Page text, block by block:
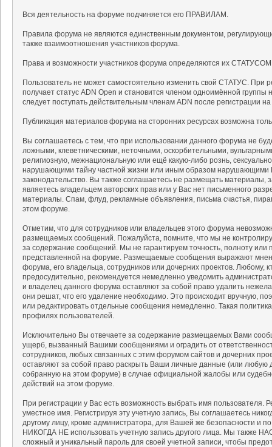
Вся деятельность на форуме подчиняется его ПРАВИЛАМ.
Правила форума не являются единственным документом,
также взаимоотношения участников форума.
Права и возможности участников форума определяются их
Пользователь не может самостоятельно изменить свой СТАТУС. При
получает статус ADN Open и становится членом одноимённой
следует поступать действительным членам ADN после регистрации
Публикация материалов форума на сторонних ресурсах возможна
Вы соглашаетесь с тем, что при использовании данного форума не
ложными, клеветническими, неточными, оскорбительными,
религиозную, межнациональную или ещё какую-либо рознь,
нарушающими тайну частной жизни или иным образом нарушающими
законодательство. Вы также соглашаетесь не размещать
являетесь владельцем авторских прав или у Вас нет письменного
материалы. Спам, флуд, рекламные объявления, письма счастья,
этом форуме.
Отметим, что для сотрудников или владельцев этого форума
размещаемых сообщений. Пожалуйста, помните, что мы не
за содержание сообщений. Мы не гарантируем точность, полноту или
представленной на форуме. Размещаемые сообщения выражают
форума, его владельца, сотрудников или дочерних проектов. Любому,
предосудительно, рекомендуется немедленно уведомить
и владелец данного форума оставляют за собой право удалить
они решат, что его удаление необходимо. Это происходит вручную,
или редактировать отдельные сообщения немедленно. Такая
профилях пользователей.
Исключительно Вы отвечаете за содержание размещаемых Вами
ущерб, вызванный Вашими сообщениями и оградить от
сотрудников, любых связанных с этим форумом сайтов и дочерних
оставляют за собой право раскрыть Ваши личные данные (или
собранную на этом форуме) в случае официальной жалобы или
действий на этом форуме.
При регистрации у Вас есть возможность выбрать имя пользователя.
уместное имя. Регистрируя эту учетную запись, Вы соглашаетесь
другому лицу, кроме администратора, для Вашей же безопасности и
НИКОГДА НЕ использовать учетную запись другого лица. Мы также
сложный и уникальный пароль для своей учетной записи, чтобы